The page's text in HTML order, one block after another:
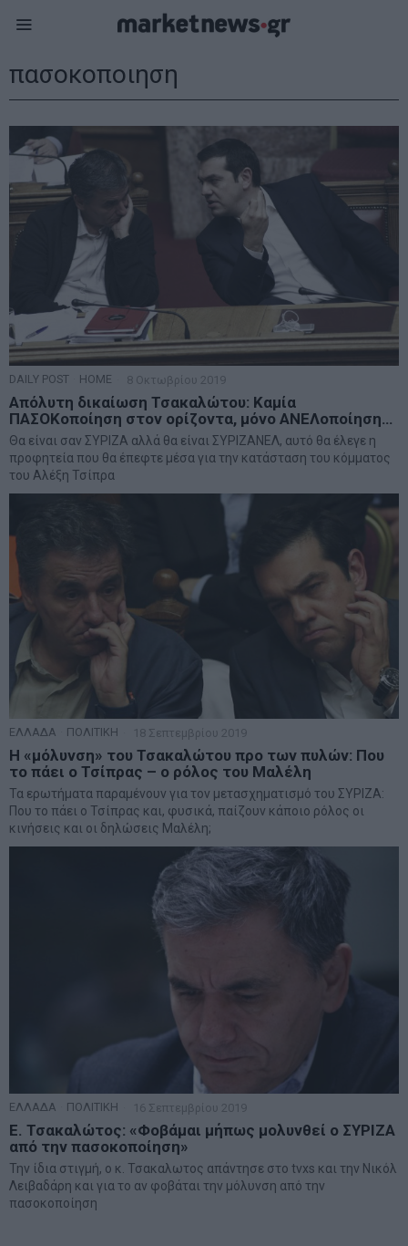
πασοκοποιηση
DAILY POST HOME 8 Οκτωβρίου 2019
Απόλυτη δικαίωση Τσακαλώτου: Καμία
ΠΑΣΟΚοποίηση στον ορίζοντα, μόνο ΑΝΕΛοποίηση…
Θα είναι σαν ΣΥΡΙΖΑ αλλά θα είναι ΣΥΡΙΖΑΝΕΛ, αυτό θα έλεγε η
προφητεία που θα έπεφτε μέσα για την κατάσταση του κόμματος
του Αλέξη Τσίπρα
ΕΛΛΑΔΑ ΠΟΛΙΤΙΚΗ 18 Σεπτεμβρίου 2019
Η «μόλυνση» του Τσακαλώτου προ των πυλών: Που
το πάει ο Τσίπρας – ο ρόλος του Μαλέλη
Τα ερωτήματα παραμένουν για τον μετασχηματισμό του ΣΥΡΙΖΑ:
Που το πάει ο Τσίπρας και, φυσικά, παίζουν κάποιο ρόλος οι
κινήσεις και οι δηλώσεις Μαλέλη;
ΕΛΛΑΔΑ ΠΟΛΙΤΙΚΗ 16 Σεπτεμβρίου 2019
Ε. Τσακαλώτος: «Φοβάμαι μήπως μολυνθεί ο ΣΥΡΙΖΑ
από την πασοκοποίηση»
Την ίδια στιγμή, ο κ. Τσακαλωτος απάντησε στο tvxs και την Νικόλ
Λειβαδάρη και για το αν φοβάται την μόλυνση από την
πασοκοποίηση